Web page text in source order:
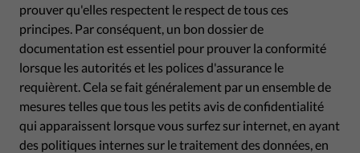
prouver qu'elles respectent le respect de tous ces
principes. Par conséquent, un bon dossier de
documentation est essentiel pour prouver la conformité
lorsque les autorités et les polices d'assurance le
requièrent. Cela se fait généralement par un ensemble de
mesures telles que tous les petits avis de confidentialité
qui apparaissent lorsque vous surfez sur internet, en ayant
des politiques internes sur le traitement des données, en